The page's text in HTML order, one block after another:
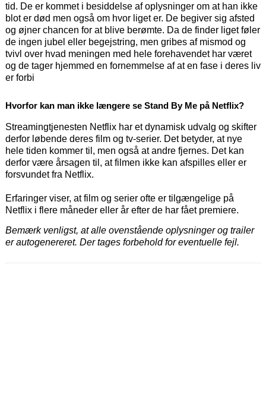
tid. De er kommet i besiddelse af oplysninger om at han ikke
blot er død men også om hvor liget er. De begiver sig afsted
og øjner chancen for at blive berømte. Da de finder liget føler
de ingen jubel eller begejstring, men gribes af mismod og
tvivl over hvad meningen med hele forehavendet har været
og de tager hjemmed en fornemmelse af at en fase i deres liv
er forbi
Hvorfor kan man ikke længere se Stand By Me på Netflix?
Streamingtjenesten Netflix har et dynamisk udvalg og skifter
derfor løbende deres film og tv-serier. Det betyder, at nye
hele tiden kommer til, men også at andre fjernes. Det kan
derfor være årsagen til, at filmen ikke kan afspilles eller er
forsvundet fra Netflix.
Erfaringer viser, at film og serier ofte er tilgængelige på
Netflix i flere måneder eller år efter de har fået premiere.
Bemærk venligst, at alle ovenstående oplysninger og trailer
er autogenereret. Der tages forbehold for eventuelle fejl.